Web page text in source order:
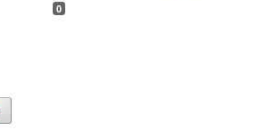
0